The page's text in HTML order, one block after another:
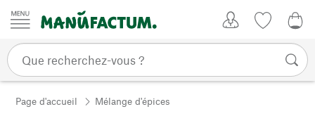
Passer au contenu
Page d'accueil Mélange d'épices